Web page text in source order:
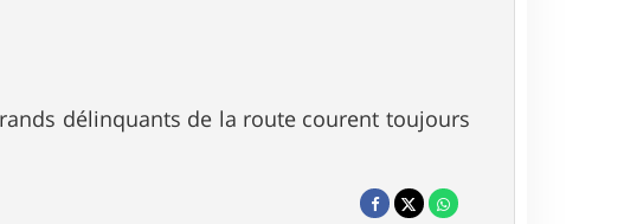
délinquants de la route courent toujours